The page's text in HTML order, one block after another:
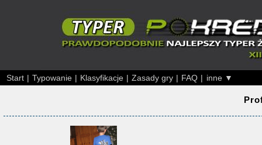
Start | Typowanie | Klasyfikacje | Zasady gry | FAQ | inne ▼